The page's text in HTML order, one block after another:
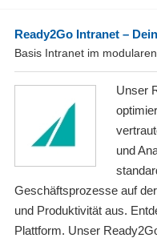
Ready2Go Intranet –
Basis Intranet im
Unser
und
Geschäftsprozesse auf
und Produktivität aus.
Plattform. Unser